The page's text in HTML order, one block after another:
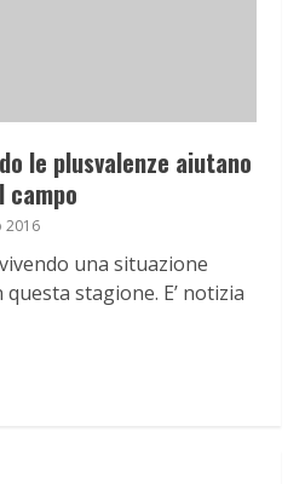
le plusvalenze aiutano
campo
2016
una situazione
stagione. E’ notizia